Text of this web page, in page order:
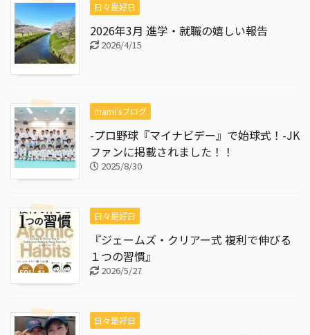
日々是好日
2026年3月 進学・就職の嬉しい報告
2026/4/15
mami'sブログ
-プロ野球『マイナビデー』で始球式！-JK
ファンに掲載されました！！
2025/8/30
日々是好日
『ジェームズ・クリアー式 複利で伸びる
１つの習慣』
2026/5/27
日々是好日